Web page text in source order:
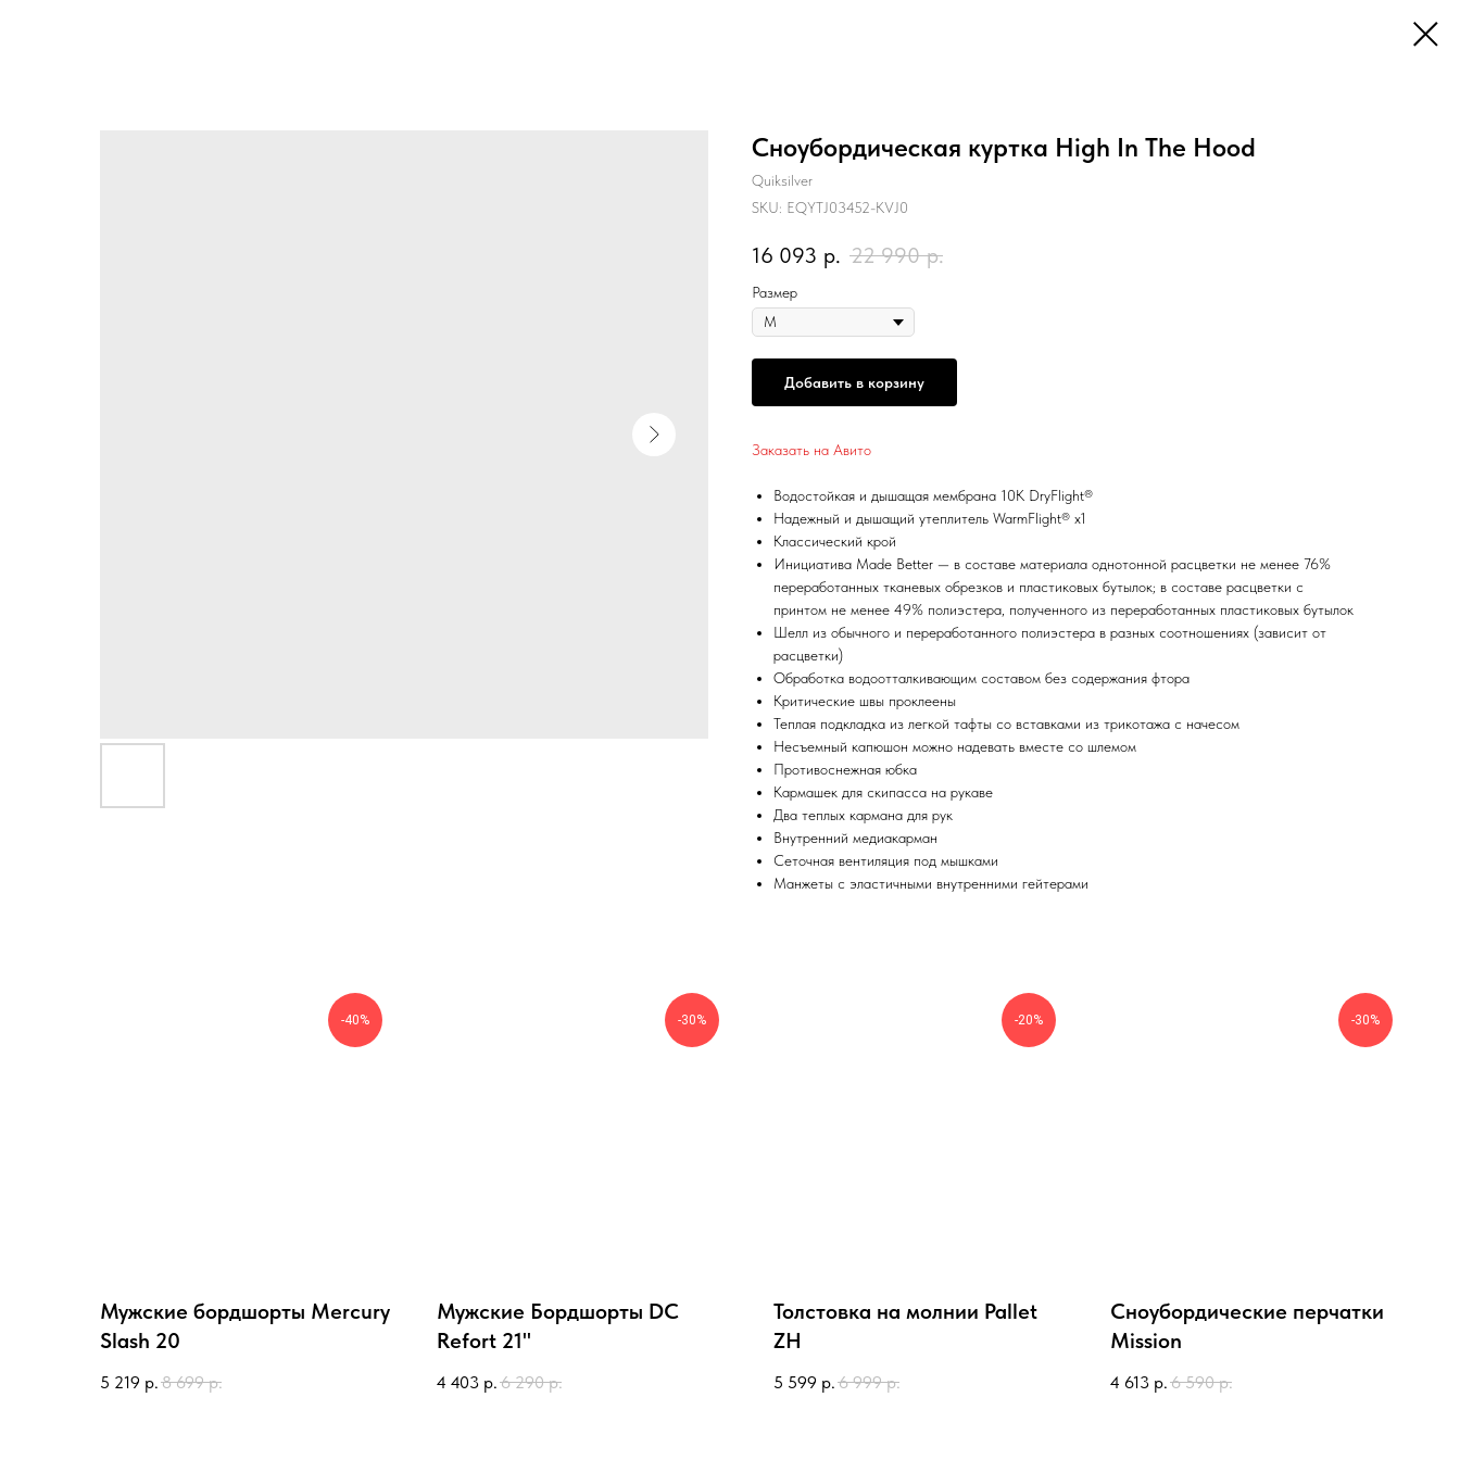
Сноубордическая куртка High In The Hood
Quiksilver
SKU: EQYTJ03452-KVJ0
16 093 р. 22 990 р.
Размер
Добавить в корзину
Заказать на Авито
Водостойкая и дышащая мембрана 10K DryFlight®
Надежный и дышащий утеплитель WarmFlight® x1
Классический крой
Инициатива Made Better — в составе материала однотонной расцветки не менее 76%
переработанных тканевых обрезков и пластиковых бутылок; в составе расцветки с
принтом не менее 49% полиэстера, полученного из переработанных пластиковых бутылок
Шелл из обычного и переработанного полиэстера в разных соотношениях (зависит от
расцветки)
Обработка водоотталкивающим составом без содержания фтора
Критические швы проклеены
Теплая подкладка из легкой тафты со вставками из трикотажа с начесом
Несъемный капюшон можно надевать вместе со шлемом
Противоснежная юбка
Кармашек для скипасса на рукаве
Два теплых кармана для рук
Внутренний медиакарман
Сеточная вентиляция под мышками
Манжеты с эластичными внутренними гейтерами
-40%
Мужские бордшорты Mercury
Slash 20
5 219 р. 8 699 р.
-30%
Мужские Бордшорты DC
Refort 21"
4 403 р. 6 290 р.
-20%
Толстовка на молнии Pallet
ZH
5 599 р. 6 999 р.
-30%
Сноубордические перчатки
Mission
4 613 р. 6 590 р.